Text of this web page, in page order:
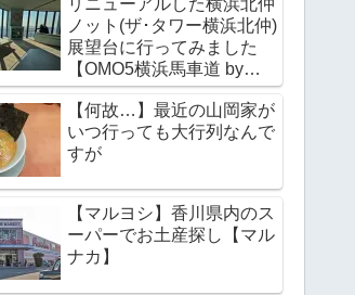
ノット(ザ･タワー横浜北仲)
展望台に行ってみました
【OMO5横浜馬車道 by星
野リゾート】
【何故…】最近の山岡家が
いつ行っても大行列なんで
すが
【マルヨシ】香川県内のス
ーパーでお土産探し【マル
ナカ】